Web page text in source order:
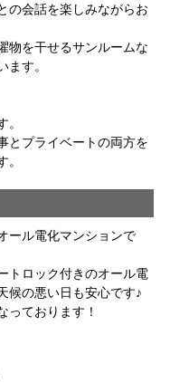
の会話を楽しみながらお
物を干せるサンルームな
ます。
とプライベートの両方を
ール電化マンションで
トロック付きのオール電
候の悪い日も安心です♪
っております！